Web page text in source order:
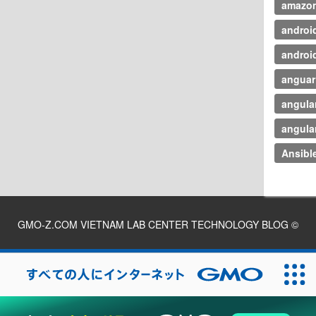
GMO-Z.COM VIETNAM LAB CENTER TECHNOLOGY BLOG ©
2026